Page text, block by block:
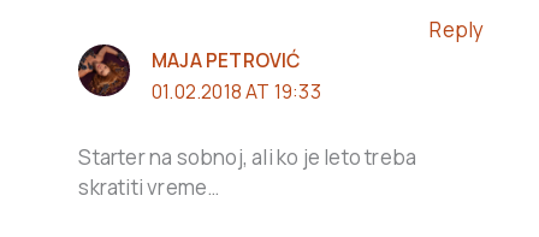
Reply
MAJA PETROVIĆ
01.02.2018 AT 19:33
Starter na sobnoj, ali ko je leto treba
skratiti vreme…